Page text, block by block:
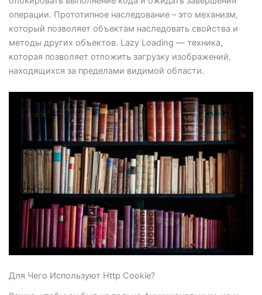
операции. Прототипное наследование – это механизм,
который позволяет объектам наследовать свойства и
методы других объектов. Lazy Loading — техника,
которая позволяет отложить загрузку изображений,
находящихся за пределами видимой области.
Для Чего Используют Http Cookie?